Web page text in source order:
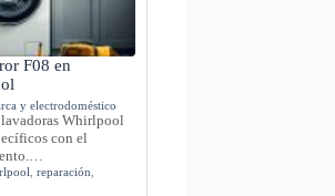
F08 en
y electrodoméstico
Whirlpool
con el
,reparación